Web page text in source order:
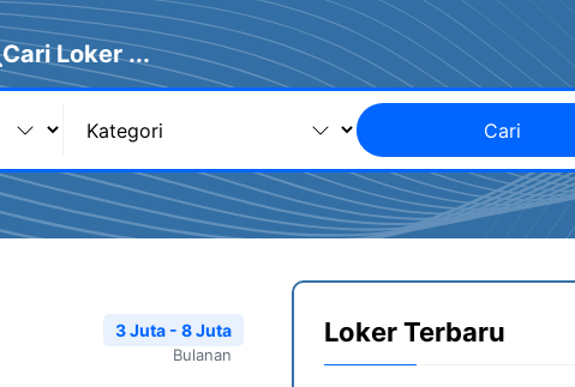
Cari Loker ...
Cari
3 Juta - 8 Juta
Bulanan
Loker Terbaru